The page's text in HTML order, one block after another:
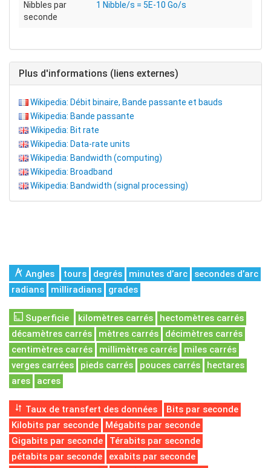
Nibbles par
seconde
1 Nibble/s = 5E-10 Go/s
Plus d'informations (liens externes)
Wikipedia: Débit binaire, Bande passante et bauds
Wikipedia: Bande passante
Wikipedia: Bit rate
Wikipedia: Data-rate units
Wikipedia: Bandwidth (computing)
Wikipedia: Broadband
Wikipedia: Bandwidth (signal processing)
Angles tours degrés minutes d’arc
secondes d’arc
radians
milliradians grades
Superficie kilomètres carrés
hectomètres carrés
décamètres carrés
mètres carrés
décimètres carrés
centimètres carrés
millimètres carrés
miles carrés
verges carrées
pieds carrés pouces carrés
hectares
ares
acres
Taux de transfert des données
Bits par seconde
Kilobits par seconde
Mégabits par seconde
Gigabits par seconde
Térabits par seconde
pétabits par seconde
exabits par seconde